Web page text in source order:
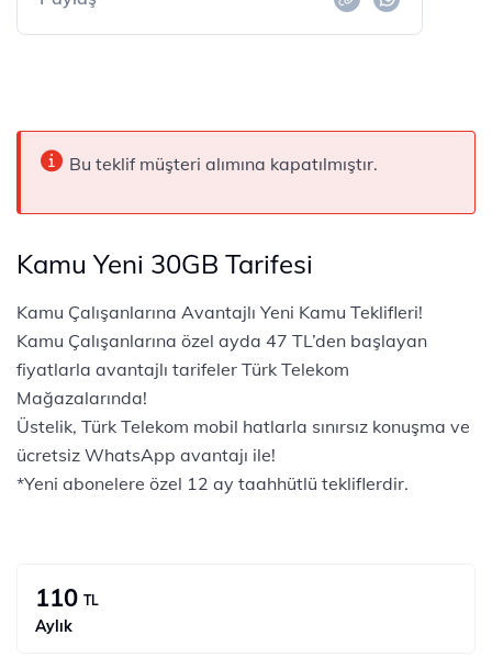
Bu teklif müşteri alımına kapatılmıştır.
Kamu Yeni 30GB Tarifesi
​​​​Kamu Çalışanlarına Avantajlı Yeni Kamu Teklifleri!
Kamu Çalışanlarına özel ayda 47​ TL’den başlayan
fiyatlarla avantajlı tarifeler Türk Telekom
Mağazalarında!
Üstelik, Türk Telekom mobil hatlarla sınırsız konuşma ve
ücretsiz WhatsApp avantajı ile!
*Yeni abonelere özel 12 ay taahhütlü tekliflerdir.
110 TL
Aylık